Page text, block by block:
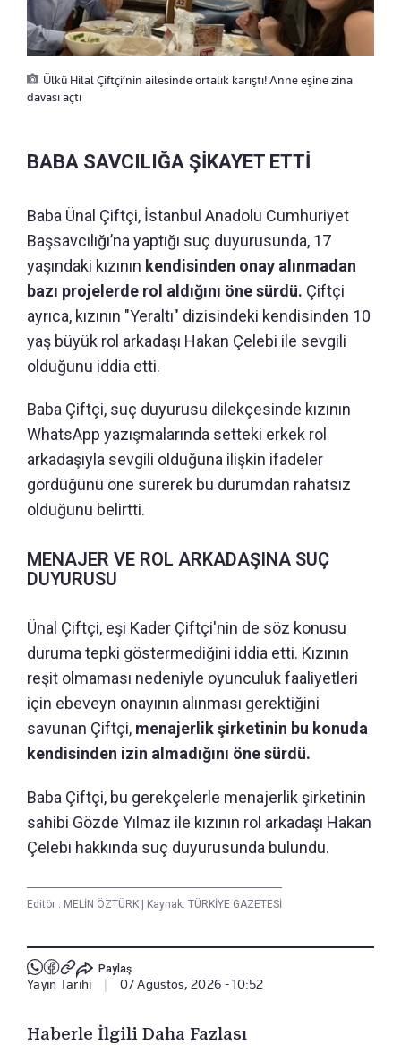
Ülkü Hilal Çiftçi’nin ailesinde ortalık karıştı! Anne eşine zina
davası açtı
BABA SAVCILIĞA ŞİKAYET ETTİ
Baba Ünal Çiftçi, İstanbul Anadolu Cumhuriyet
Başsavcılığı’na yaptığı suç duyurusunda, 17
yaşındaki kızının kendisinden onay alınmadan
bazı projelerde rol aldığını öne sürdü. Çiftçi
ayrıca, kızının "Yeraltı" dizisindeki kendisinden 10
yaş büyük rol arkadaşı Hakan Çelebi ile sevgili
olduğunu iddia etti.
Baba Çiftçi, suç duyurusu dilekçesinde kızının
WhatsApp yazışmalarında setteki erkek rol
arkadaşıyla sevgili olduğuna ilişkin ifadeler
gördüğünü öne sürerek bu durumdan rahatsız
olduğunu belirtti.
MENAJER VE ROL ARKADAŞINA SUÇ
DUYURUSU
Ünal Çiftçi, eşi Kader Çiftçi'nin de söz konusu
duruma tepki göstermediğini iddia etti. Kızının
reşit olmaması nedeniyle oyunculuk faaliyetleri
için ebeveyn onayının alınması gerektiğini
savunan Çiftçi, menajerlik şirketinin bu konuda
kendisinden izin almadığını öne sürdü.
Baba Çiftçi, bu gerekçelerle menajerlik şirketinin
sahibi Gözde Yılmaz ile kızının rol arkadaşı Hakan
Çelebi hakkında suç duyurusunda bulundu.
Editör : MELİN ÖZTÜRK Kaynak: TÜRKİYE GAZETESİ
Paylaş
Yayın Tarihi 07 Ağustos, 2026 - 10:52
Haberle İlgili Daha Fazlası